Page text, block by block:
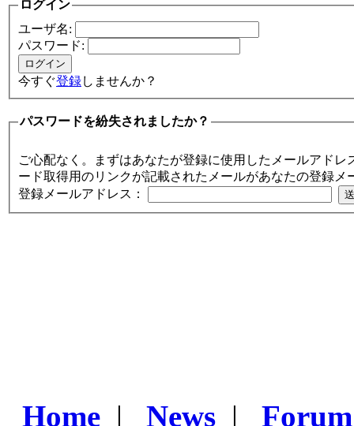
ログイン
ユーザ名:
パスワード:
今すぐ登録しませんか？
パスワードを紛失されましたか？
ご心配なく。まずはあなたが登録に使用したメールアド
ード取得用のリンクが記載されたメールがあなたの登録メ
登録メールアドレス：
Home | News | Forum